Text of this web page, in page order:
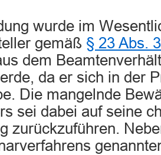
wurde im
gemäß § 23 Abs.
dem
da er sich in der
Die mangelnde
sei dabei auf seine
zurückzuführen.